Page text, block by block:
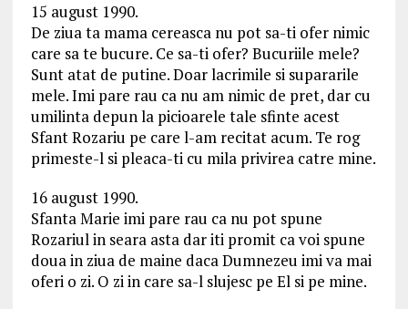
15 august 1990.
De ziua ta mama cereasca nu pot sa-ti ofer nimic
care sa te bucure. Ce sa-ti ofer? Bucuriile mele?
Sunt atat de putine. Doar lacrimile si supararile
mele. Imi pare rau ca nu am nimic de pret, dar cu
umilinta depun la picioarele tale sfinte acest
Sfant Rozariu pe care l-am recitat acum. Te rog
primeste-l si pleaca-ti cu mila privirea catre mine.
16 august 1990.
Sfanta Marie imi pare rau ca nu pot spune
Rozariul in seara asta dar iti promit ca voi spune
doua in ziua de maine daca Dumnezeu imi va mai
oferi o zi. O zi in care sa-l slujesc pe El si pe mine.